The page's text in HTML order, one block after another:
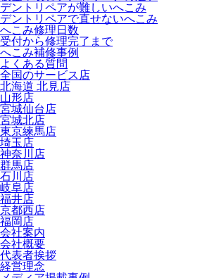
デントリペアが難しいへこみ
デントリペアで直せないへこみ
へこみ修理日数
受付から修理完了まで
へこみ補修事例
よくある質問
全国のサービス店
北海道 北見店
山形店
宮城仙台店
宮城北店
東京練馬店
埼玉店
神奈川店
群馬店
石川店
岐阜店
福井店
京都西店
福岡店
会社案内
会社概要
代表者挨拶
経営理念